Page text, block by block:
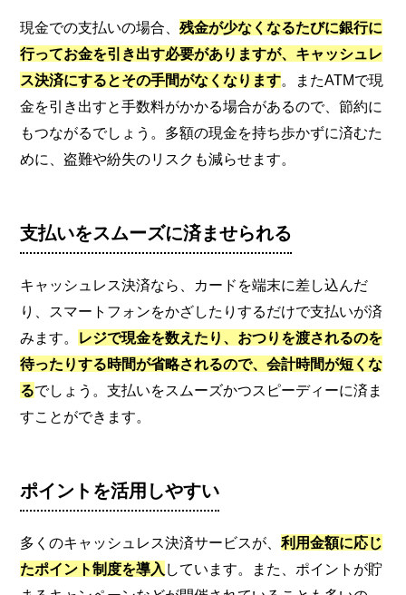
現金での支払いの場合、残金が少なくなるたびに銀行に
行ってお金を引き出す必要がありますが、キャッシュレ
ス決済にするとその手間がなくなります。またATMで現
金を引き出すと手数料がかかる場合があるので、節約に
もつながるでしょう。多額の現金を持ち歩かずに済むた
めに、盗難や紛失のリスクも減らせます。
支払いをスムーズに済ませられる
キャッシュレス決済なら、カードを端末に差し込んだ
り、スマートフォンをかざしたりするだけで支払いが済
みます。 レジで現金を数えたり、おつりを渡されるのを
待ったりする時間が省略されるので、会計時間が短くな
るでしょう。支払いをスムーズかつスピーディーに済ま
すことができます。
ポイントを活用しやすい
多くのキャッシュレス決済サービスが、利用金額に応じ
たポイント制度を導入 しています。また、ポイントが貯